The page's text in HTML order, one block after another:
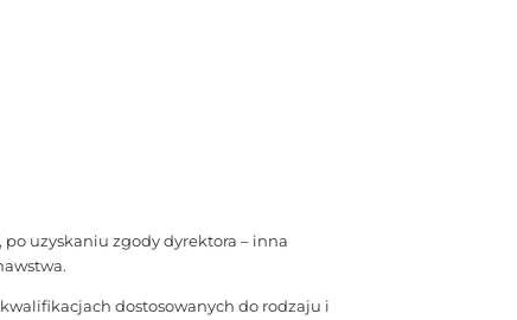
uzyskaniu zgody dyrektora – inna
dostosowanych do rodzaju i